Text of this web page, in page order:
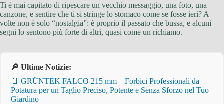
Ti è mai capitato di ripescare un vecchio messaggio, una foto, una
canzone, e sentire che ti si stringe lo stomaco come se fosse ieri? A
volte non è solo “nostalgia”: è proprio il passato che bussa, e alcuni
segni lo sentono più forte di altri, quasi come un richiamo.
🔎 Ultime Notizie:
📄 GRÜNTEK FALCO 215 mm – Forbici Professionali da
Potatura per un Taglio Preciso, Potente e Senza Sforzo nel Tuo
Giardino